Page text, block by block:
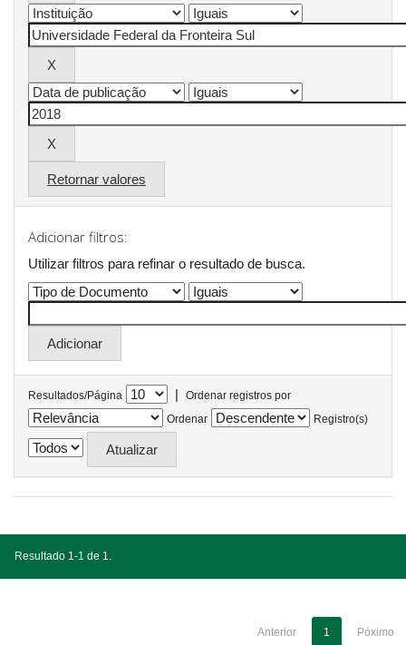
Retornar valores
Adicionar filtros:
Utilizar filtros para refinar o resultado de busca.
Resultados/Página |
Ordenar registros por
Ordenar
Registro(s)
Resultado 1-1 de 1.
Anterior 1 Póximo